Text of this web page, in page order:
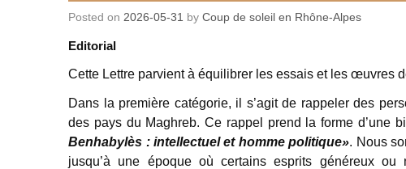
Posted on 2026-05-31 byCoup de soleil en Rhône-Alpes
Editorial
Cette Lettre parvient à équilibrer les essais et les œuvres
Dans la première catégorie, il s’agit de rappeler des
des pays du Maghreb. Ce rappel prend la forme d’une
Benhabylès : intellectuel et homme politique». Nous
jusqu’à une époque où certains esprits généreux